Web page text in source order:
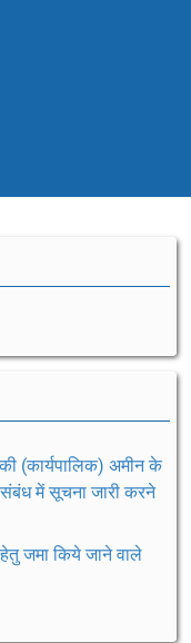
(कार्यपालिक) अमीन के
में सूचना जारी करने
हेतु जमा किये जाने वाले